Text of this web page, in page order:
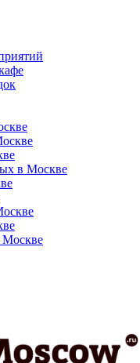
в Москве
Москве